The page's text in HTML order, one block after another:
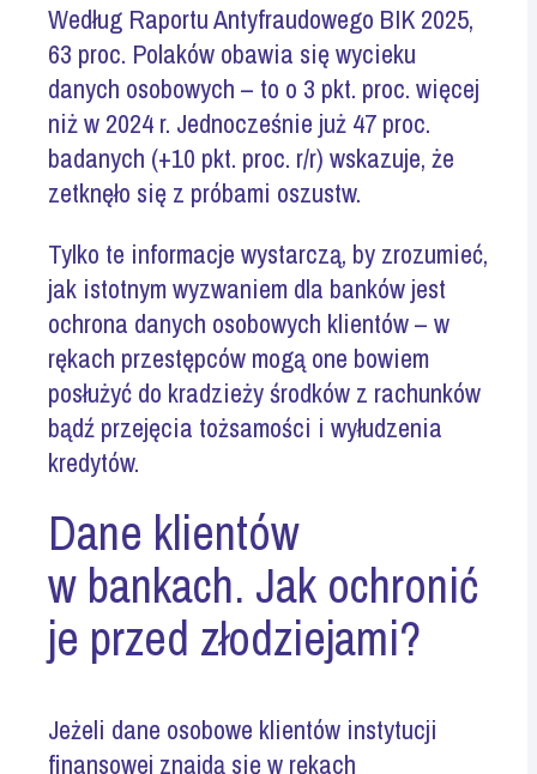
Według RaportuAntyfraudowego BIK 2025,
63 proc. Polaków obawia się wycieku
danych osobowych – to o 3 pkt. proc. więcej
niż w 2024 r. Jednocześnie już 47 proc.
badanych (+10 pkt. proc. r/r) wskazuje, że
zetknęło się z próbami oszustw.
Tylko te informacje wystarczą, by zrozumieć,
jak istotnym wyzwaniem dla banków jest
ochrona danych osobowych klientów – w
rękach przestępców mogą one bowiem
posłużyć do kradzieży środków z rachunków
bądź przejęcia tożsamości i wyłudzenia
kredytów.
Dane klientów
w bankach. Jak ochronić
je przed złodziejami?
Jeżeli dane osobowe klientów instytucji
finansowej znajdą się w rękach